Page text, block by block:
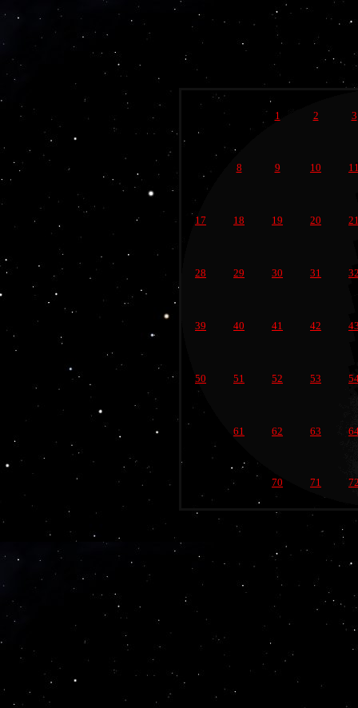
1 2 3
8 9 10
17 18 19 20
28 29 30 31
39 40 41 42
50 51 52 53
61 62 63
70 71